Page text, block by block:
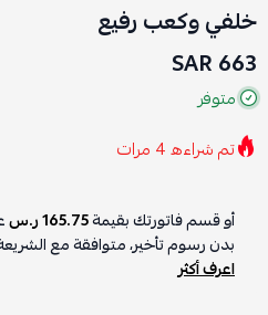
خلفي وكعب رفيع
663 SAR
متوفر
تم شراءه4 مرات
أو قسم فاتورتك بقيمة165.75 ر.س
بدون رسوم تأخير، متوافقة مع
اعرف أكثر